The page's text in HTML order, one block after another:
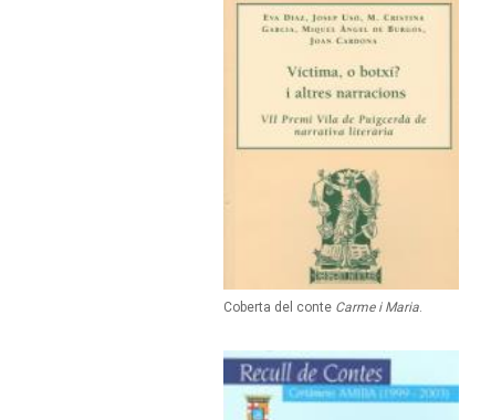
Coberta del conte Carme i Maria